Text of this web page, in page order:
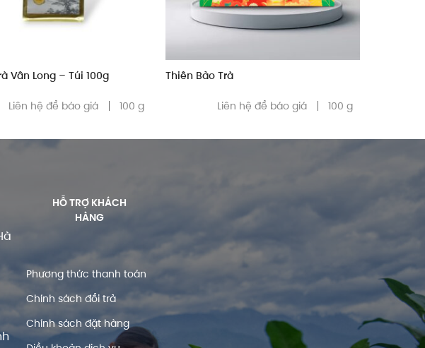
Vân Long – Túi 100g
100 g
Liên hệ để báo giá
Thiên Bảo Trà
100 g
Liên hệ để báo giá
HỖ TRỢ KHÁCH
HÀNG
Phương thức thanh toán
Chính sách đổi trả
Chính sách đặt hàng